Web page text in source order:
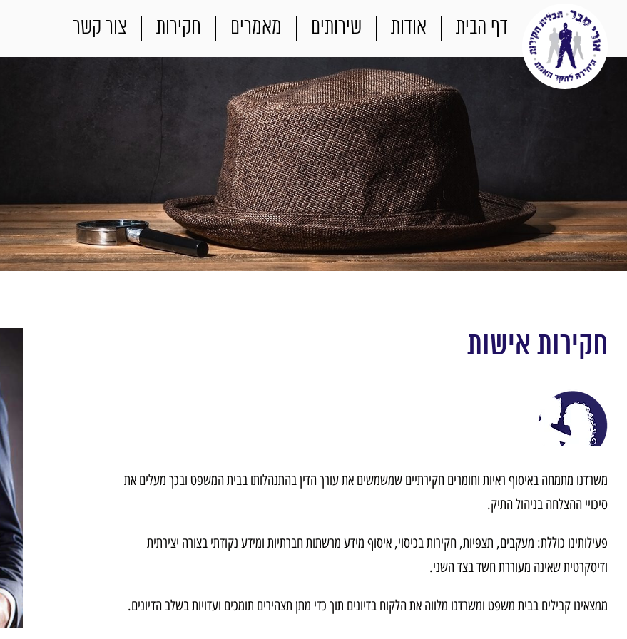
דף הבית אודות שירותים מאמרים חקירות צור קשר
חקירות אישות
משרדנו מתמחה באיסוף ראיות וחומרים חקירתיים שמשמשים את עורך הדין בהתנהלותו בבית המשפט ובכך מעלים את
סיכויי ההצלחה בניהול התיק.
פעילותינו כוללת: מעקבים, תצפיות, חקירות בכיסוי, איסוף מידע מרשתות חברתיות ומידע נקודתי בצורה יצירתית
ודיסקרטית שאינה מעוררת חשד בצד השני.
ממצאינו קבילים בבית משפט ומשרדנו מלווה את הלקוח בדיונים תוך כדי מתן תצהירים תומכים ועדויות בשלב הדיונים.